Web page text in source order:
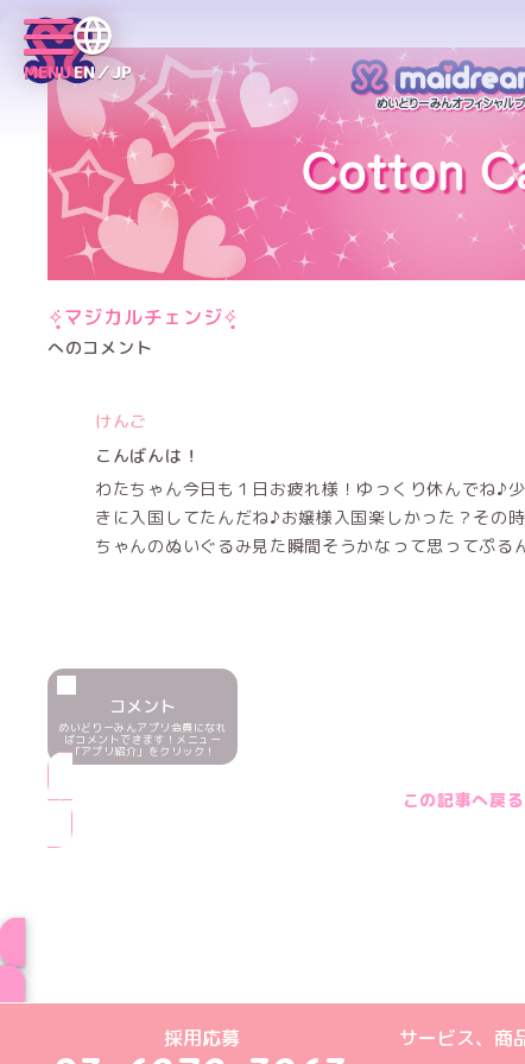
MENUEN／JP
✧̣̥̇マジカルチェンジ✧̣̥̇
へのコメント
けんご
こんばんは！
わたちゃん今日も１日お疲れ様！ゆっくり休んでね♪
きに入国してたんだね♪お嬢様入国楽しかった？その
ちゃんのぬいぐるみ見た瞬間そうかなって思ってぷる
コメント
めいどりーみんアプリ会員になれ
ばコメントできます！メニュー
「アプリ紹介」をクリック！
この記事へ戻る
めいどりーみんTikTok公式アカウン
めいどりーみんX公式アカウン
めいどりーみん
めいどりーみん
めいどりーみ
採用応募 サービス、商